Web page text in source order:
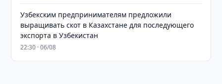
Узбекским предпринимателям предложили
выращивать скот в Казахстане для последующего
экспорта в Узбекистан
22:30 · 06/08